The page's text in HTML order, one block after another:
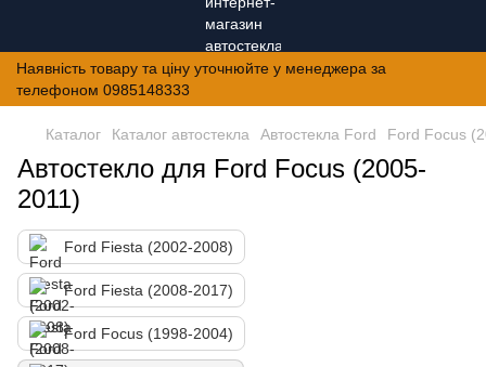
Наявність товару та ціну уточнюйте у менеджера за
телефоном 0985148333
Каталог Каталог автостекла Автостекла Ford Ford Focus
Автостекло для Ford Focus (2005-
2011)
Ford Fiesta (2002-2008)
Ford Fiesta (2008-2017)
Ford Focus (1998-2004)